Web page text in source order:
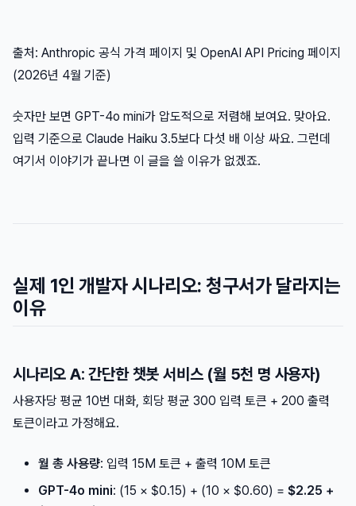
출처: Anthropic 공식 가격 페이지 및 OpenAI API Pricing 페이지
(2026년 4월 기준)
숫자만 보면 GPT-4o mini가 압도적으로 저렴해 보여요. 맞아요.
입력 기준으로 Claude Haiku 3.5보다 다섯 배 이상 싸요. 그런데
여기서 이야기가 끝나면 이 글을 쓸 이유가 없겠죠.
실제 1인 개발자 시나리오: 청구서가 달라지는
이유
시나리오 A: 간단한 챗봇 서비스 (월 5천 명 사용자)
사용자당 평균 10번 대화, 회당 평균 300 입력 토큰 + 200 출력
토큰이라고 가정해요.
월 총 사용량: 입력 15M 토큰 + 출력 10M 토큰
GPT-4o mini: (15 × $0.15) + (10 × $0.60) = $2.25 +